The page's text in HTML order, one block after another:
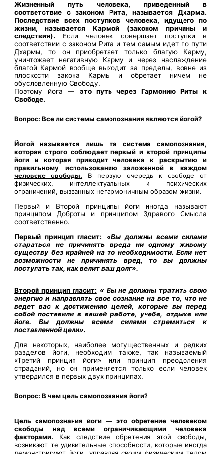
Жизненный путь человека, приведенный в
соответствие с законом Рита, называется Дхарма.
Последствие всех поступков человека, идущего по
жизни, называется Кармой (законом причины и
следствия). Если человек совершает поступки в
соответствии с законом Рита и тем самым идет по пути
Дхармы, то он приобретает только благую Карму,
уничтожает негативную Карму и через наслаждение
благой Кармой вообще выходит за пределы, вовне из
плоскости закона Кармы и обретает ничем не
обусловленную Свободу.
Поэтому йога — это путь через Гармонию Риты к
Свободе.
Вопрос: Все ли системы самопознания являются йогой?
Йогой называется лишь та система самопознания,
которая строго соблюдает первый и второй принципы
йоги и которая приводит человека к раскрытию и
правильному использованию заложенной в каждом
человеке свободы. В первую очередь к свободе от
физических, интеллектуальных и психических
ограничений, вызванных негармоничным образом жизни.
Первый и Второй принципы йоги иногда называют
принципом Доброты и принципом Здравого Смысла
соответственно.
Первый принцип гласит:
«Вы должны всеми силами
стараться не причинять вреда ни одному живому
существу без крайней на то необходимости. Если нет
возможности не причинять вред, то вы должны
поступать так, как велит ваш долг».
Второй принцип гласит: « Вы не должны тратить свою
энергию и направлять свое сознание на все то, что не
ведет вас к достижению целей, которые вы перед
собой поставили в вашей работе, учебе, отдыхе или
йоге. Вы должны всеми силами стремиться к
поставленной цели».
Для некоторых, наиболее могущественных и редких
разделов йоги, необходим также, так называемый
«Третий принцип йоги» или принцип преодоления
страданий, но он применяется только если человек
утвердился в первых двух принципах.
Вопрос: В чем цель самопознания йоги?
Цель самопознания йоги — это обретение человеком
свободы над всеми ограничивающими человека
факторами. Как следствие обретения этой свободы,
возникают те удивительные способности, которые иногда